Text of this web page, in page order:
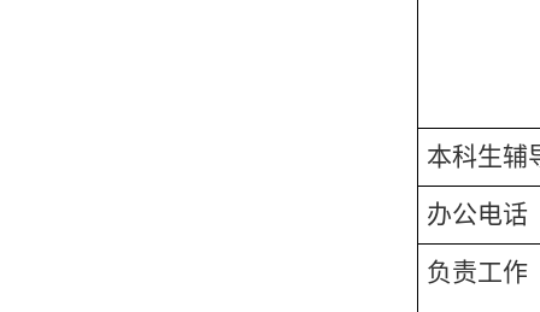
本科生辅
办公电话
负责工作